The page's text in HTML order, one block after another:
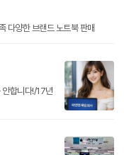
다양한 브랜드 노트북 판매
안합니다!/17년